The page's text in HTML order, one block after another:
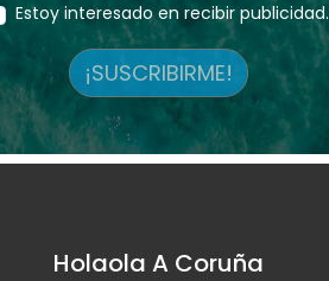
Estoy interesado en recibir publicidad.
¡SUSCRIBIRME!
Holaola A Coruña